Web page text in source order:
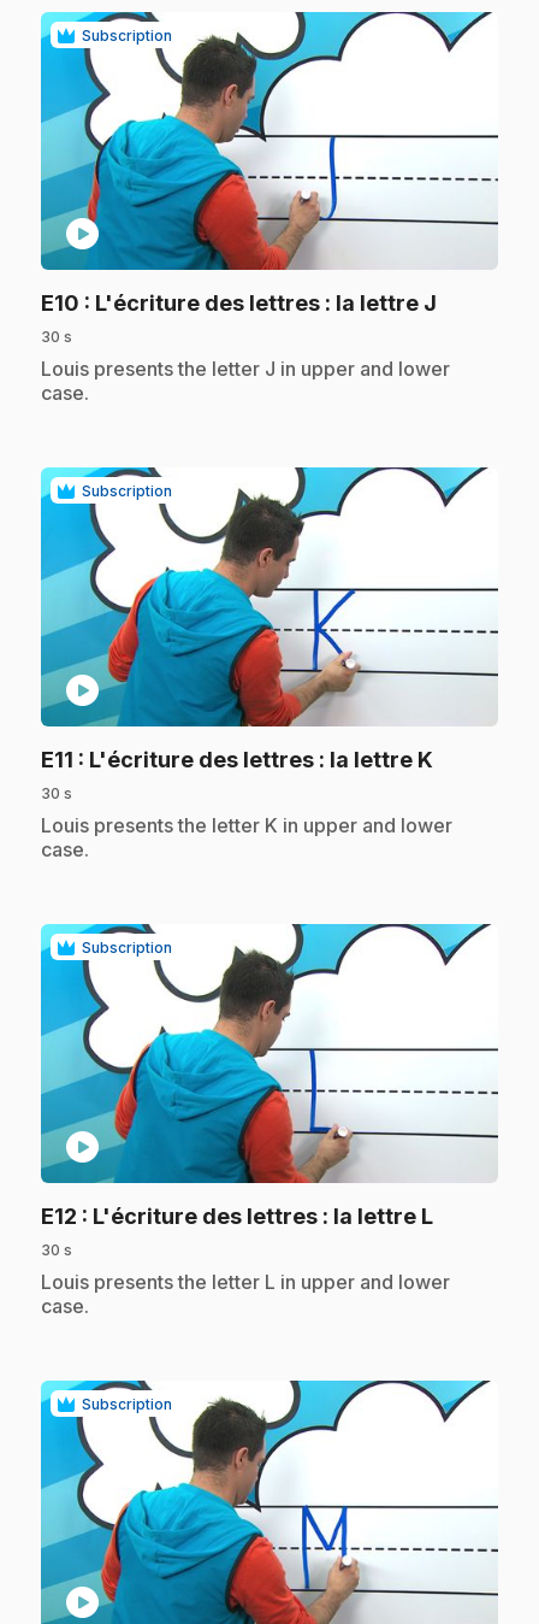
Subscription
play_circle
E10 : L'écriture des lettres : la lettre J
30 s
.Louis presents the letter J in upper and lower
case.
Subscription
play_circle
E11 : L'écriture des lettres : la lettre K
30 s
.Louis presents the letter K in upper and lower
case.
Subscription
play_circle
E12 : L'écriture des lettres : la lettre L.
30 s
.Louis presents the letter L in upper and lower
case.
Subscription
play_circle